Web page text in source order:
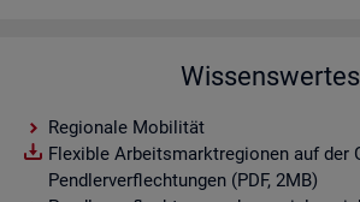
Wissenswertes
Regionale Mobilität
Flexible Arbeitsmarktregionen auf der
Pendlerverflechtungen (PDF, 2MB)